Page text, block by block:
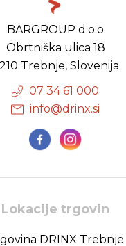
BARGROUP d.o.o
Obrtniška ulica 18
Trebnje, Slovenija
07 34 61 000
info@drinx.si
Lokacije trgovin
DRINX Trebnje